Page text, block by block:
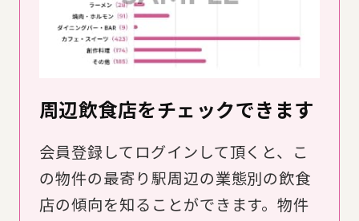
周辺飲食店をチェックできます
会員登録してログインして頂くと、こ
の物件の最寄り駅周辺の業態別の飲食
店の傾向を知ることができます。物件